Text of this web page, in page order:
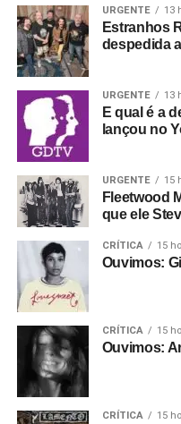
URGENTE 13
Estranhos
despedida
URGENTE 13
E qual é a
lançou no
URGENTE 15
Fleetwood
que ele
CRÍTICA 15
Ouvimos:
CRÍTICA 15
Ouvimos:
CRÍTICA 15